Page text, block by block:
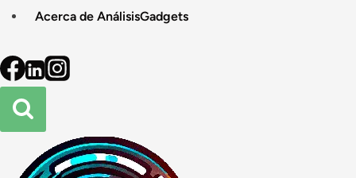
Acerca de AnálisisGadgets